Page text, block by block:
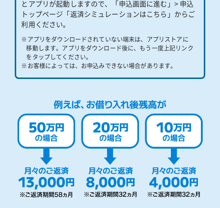
とアプリが起動しますので、「申込画面に進む」> 申込
トップページ「返済シミュレーションはこちら」からご
利用ください。
※アプリをダウンロードされていない端末は、アプリストアに
移動します。アプリをダウンロード後に、もう一度上記リンク
をタップしてください。
※お客様によっては、お申込みできない場合があります。